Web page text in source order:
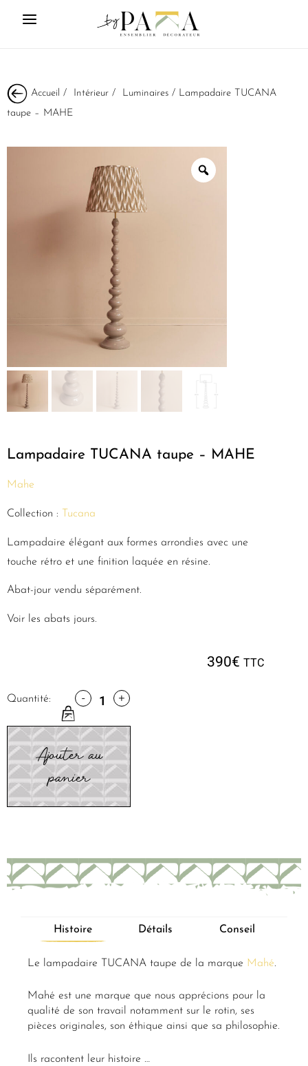
Accueil / Intérieur / Luminaires / Lampadaire TUCANA
taupe – MAHE
Lampadaire TUCANA taupe – MAHE
Mahe
Collection : Tucana
Lampadaire élégant aux formes arrondies avec une
touche rétro et une finition laquée en résine.
Abat-jour vendu séparément.
Voir les abats jours.
390€ TTC
Quantité: - +
Ajouter au
panier
Histoire Détails Conseil
Le lampadaire TUCANA taupe de la marque Mahé.
Mahé est une marque que nous apprécions pour la
qualité de son travail notamment sur le rotin, ses
pièces originales, son éthique ainsi que sa philosophie.
Ils racontent leur histoire …